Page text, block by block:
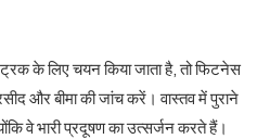
के लिए चयन किया जाता है, तो फिटनेस
और बीमा की जांच करें। वास्तव में पुराने
वे भारी प्रदूषण का उत्सर्जन करते हैं।